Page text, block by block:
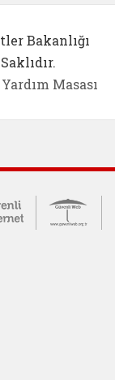
Bakanlığı
Yardım Masası
Merkezi
Güvende (yeni
Güvenli